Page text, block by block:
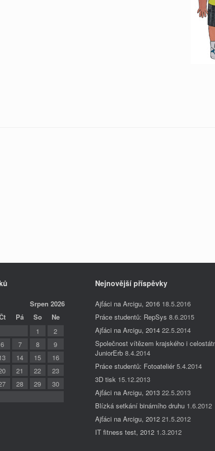
Srpen 2026
Pá So
Ne
1
2
6 7 8
9
14 15
16
21 22
23
28 29
30
Nejnovější příspěvky
Ajťáci na Arcigu, 2016 18.5.2016
Práce studentů: RepSys 8.6.2015
Ajťáci na Arcigu, 2014 22.5.2014
Společnost vítězem krajského i
JuniorErb 8.4.2014
Práce studentů: Fotoateliér 5.4.2014
3D tisk 15.12.2013
Ajťáci na Arcigu, 2013 22.5.2013
Blízká setkání binárního druhu 1.6.2012
Ajťáci na Arcigu, 2012 21.5.2012
IT fitness test, 2012 1.3.2012